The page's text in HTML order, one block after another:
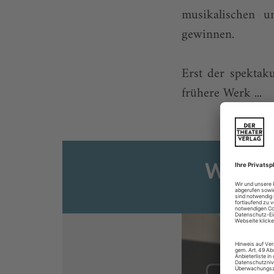
musikalischen
gewinnen.
Erst der
frühere Werk ...